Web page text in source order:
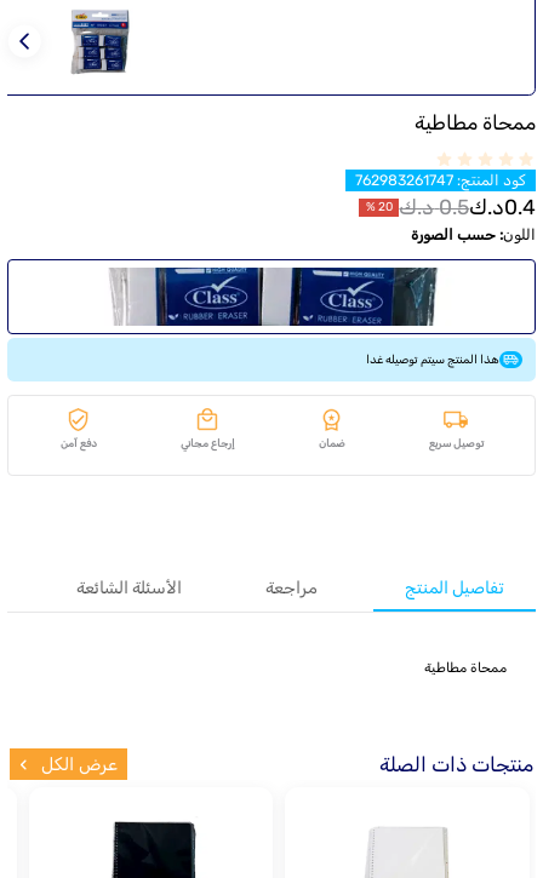
ممحاة مطاطية
كود المنتج:
762983261747
0.4د.ك0.5 د.ك 20
%
اللون: حسب الصورة
هذا المنتج سيتم توصيله غدا
توصيل سريع ضمان إرجاع مجاني دفع آمن
تفاصيل المنتج مراجعة الأسئلة الشائعة
ممحاة مطاطية
منتجات ذات الصلة عرض الكل